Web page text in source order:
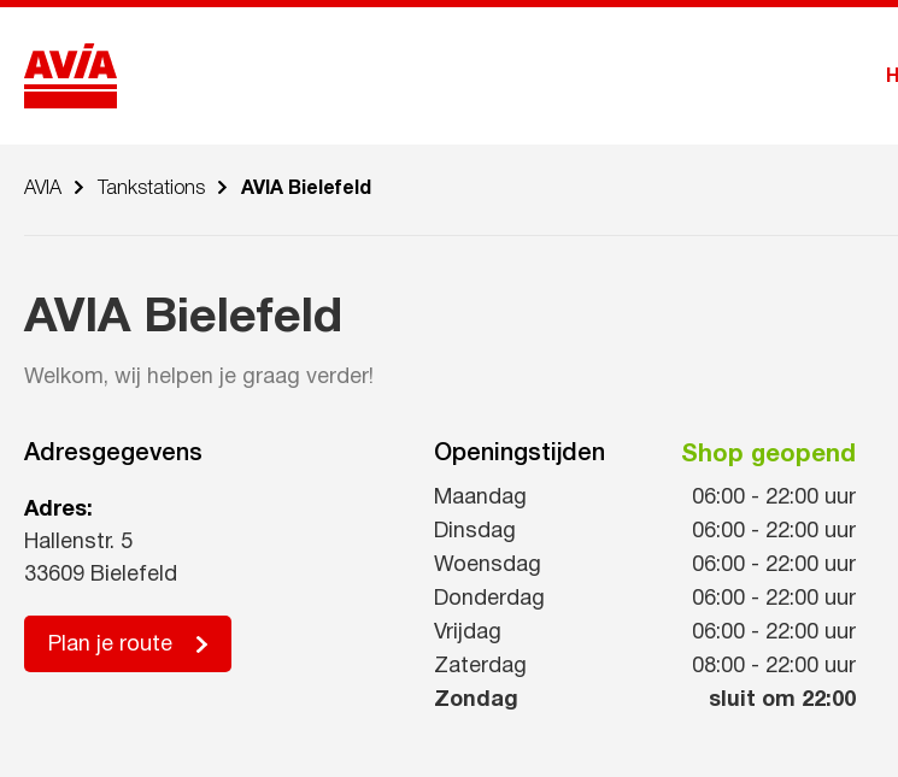
AVIA Tankstations AVIA Bielefeld
AVIA Bielefeld
Welkom, wij helpen je graag verder!
Adresgegevens
Adres:
Hallenstr. 5
33609 Bielefeld
Plan je route
Openingstijden Shop geopend
Maandag 06:00 - 22:00 uur
Dinsdag
06:00 - 22:00 uur
Woensdag
06:00 - 22:00 uur
Donderdag
06:00 - 22:00 uur
Vrijdag
06:00 - 22:00 uur
Zaterdag
08:00 - 22:00 uur
Zondag
sluit om 22:00